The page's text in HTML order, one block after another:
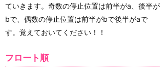
ていきます。奇数の停止位置は前半がa、後半が
bで、偶数の停止位置は前半がbで後半がaで
す。覚えておいてください！！
フロート順